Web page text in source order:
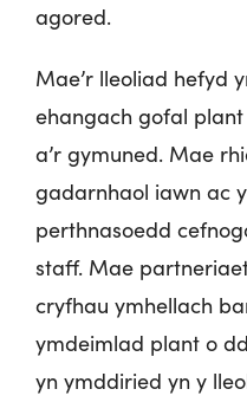
agored.
Mae’r lleoliad hefyd
ehangach gofal
a’r gymuned. Mae
gadarnhaol iawn ac
perthnasoedd
staff. Mae
cryfhau ymhellach
ymdeimlad plant o
yn ymddiried yn y